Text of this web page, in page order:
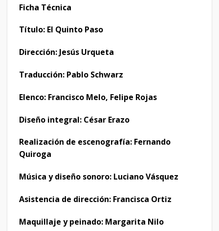
Ficha Técnica
Título: El Quinto Paso
Dirección: Jesús Urqueta
Traducción: Pablo Schwarz
Elenco: Francisco Melo, Felipe Rojas
Diseño integral: César Erazo
Realización de escenografía: Fernando
Quiroga
Música y diseño sonoro: Luciano Vásquez
Asistencia de dirección: Francisca Ortiz
Maquillaje y peinado: Margarita Nilo